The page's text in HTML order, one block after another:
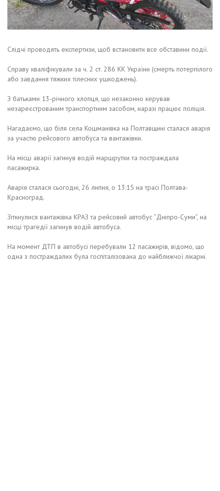
Слідчі проводять експертизи, щоб встановити все обставини події.
Справу кваліфікували за ч. 2 ст. 286 КК України (смерть потерпілого
або завдання тяжких тілесних ушкоджень).
З батьками 13-річного хлопця, що незаконно керував
незареєстрованим транспортним засобом, наразі працює поліція.
Нагадаємо, що біля села Кошманівка на Полтавщині сталася аварія
за участю рейсового автобуса та вантажівки.
На місці аварії загинув водій маршрутки та постраждала
пасажирка.
Аварія сталася сьогодні, 26 липня, о 13:15 на трасі Полтава-
Красноград.
Зіткнулися вантажівка КРАЗ та рейсовий автобус “Дніпро-Суми”, на
місці трагедії загинув водій автобуса.
На момент ДТП в автобусі перебували 12 пасажирів, відомо, що
одна з постраждалих була госпіталізована до найближчої лікарні.